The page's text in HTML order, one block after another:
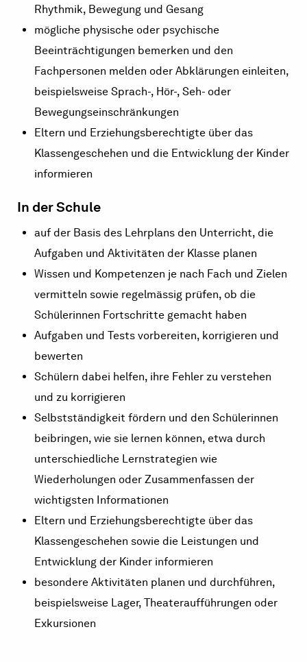
Rhythmik, Bewegung und Gesang
mögliche physische oder psychische
Beeinträchtigungen bemerken und den
Fachpersonen melden oder Abklärungen einleiten,
beispielsweise Sprach-, Hör-, Seh- oder
Bewegungseinschränkungen
Eltern und Erziehungsberechtigte über das
Klassengeschehen und die Entwicklung der Kinder
informieren
In der Schule
auf der Basis des Lehrplans den Unterricht, die
Aufgaben und Aktivitäten der Klasse planen
Wissen und Kompetenzen je nach Fach und Zielen
vermitteln sowie regelmässig prüfen, ob die
Schülerinnen Fortschritte gemacht haben
Aufgaben und Tests vorbereiten, korrigieren und
bewerten
Schülern dabei helfen, ihre Fehler zu verstehen
und zu korrigieren
Selbstständigkeit fördern und den Schülerinnen
beibringen, wie sie lernen können, etwa durch
unterschiedliche Lernstrategien wie
Wiederholungen oder Zusammenfassen der
wichtigsten Informationen
Eltern und Erziehungsberechtigte über das
Klassengeschehen sowie die Leistungen und
Entwicklung der Kinder informieren
besondere Aktivitäten planen und durchführen,
beispielsweise Lager, Theateraufführungen oder
Exkursionen